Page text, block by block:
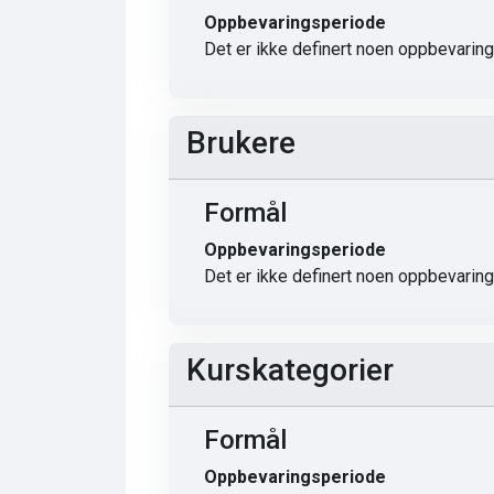
Oppbevaringsperiode
Det er ikke definert noen
Brukere
Formål
Oppbevaringsperiode
Det er ikke definert noen
Kurskategorier
Formål
Oppbevaringsperiode